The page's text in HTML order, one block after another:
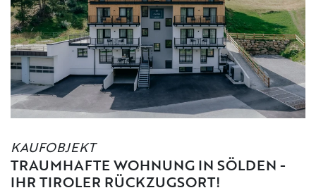
KAUFOBJEKT
TRAUMHAFTE WOHNUNG IN SÖLDEN -
IHR TIROLER RÜCKZUGSORT!